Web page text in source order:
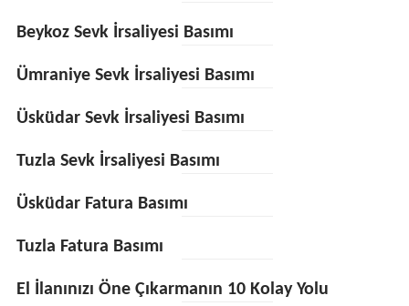
Beykoz Sevk İrsaliyesi Basımı
Ümraniye Sevk İrsaliyesi Basımı
Üsküdar Sevk İrsaliyesi Basımı
Tuzla Sevk İrsaliyesi Basımı
Üsküdar Fatura Basımı
Tuzla Fatura Basımı
El İlanınızı Öne Çıkarmanın 10 Kolay Yolu